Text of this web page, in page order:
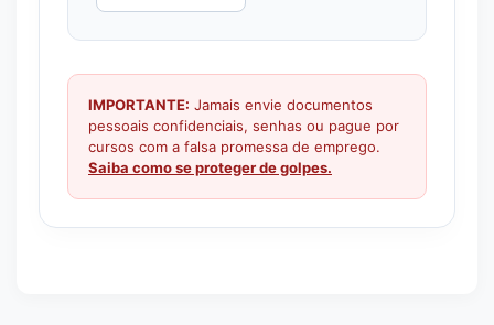
IMPORTANTE: Jamais envie documentos
pessoais confidenciais, senhas ou pague por
cursos com a falsa promessa de emprego.
Saiba como se proteger de golpes.